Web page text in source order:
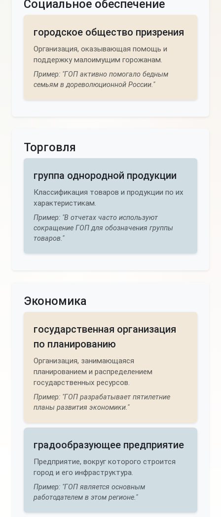
Социальное обеспечение
городское общество призрения
Организация, оказывающая помощь и
поддержку малоимущим горожанам.
Пример: "ГОП активно помогало бедным
семьям в дореволюционной России."
Торговля
группа однородной продукции
Классификация товаров и продукции по их
характеристикам.
Пример: "В отчетах часто используют
сокращение ГОП для обозначения группы
товаров."
Экономика
государственная организация
по планированию
Организация, занимающаяся
планированием и распределением
государственных ресурсов.
Пример: "ГОП разрабатывает пятилетние
планы развития экономики."
градообразующее предприятие
Предприятие, вокруг которого строится
город и его инфраструктура.
Пример: "ГОП является основным
работодателем в этом регионе."